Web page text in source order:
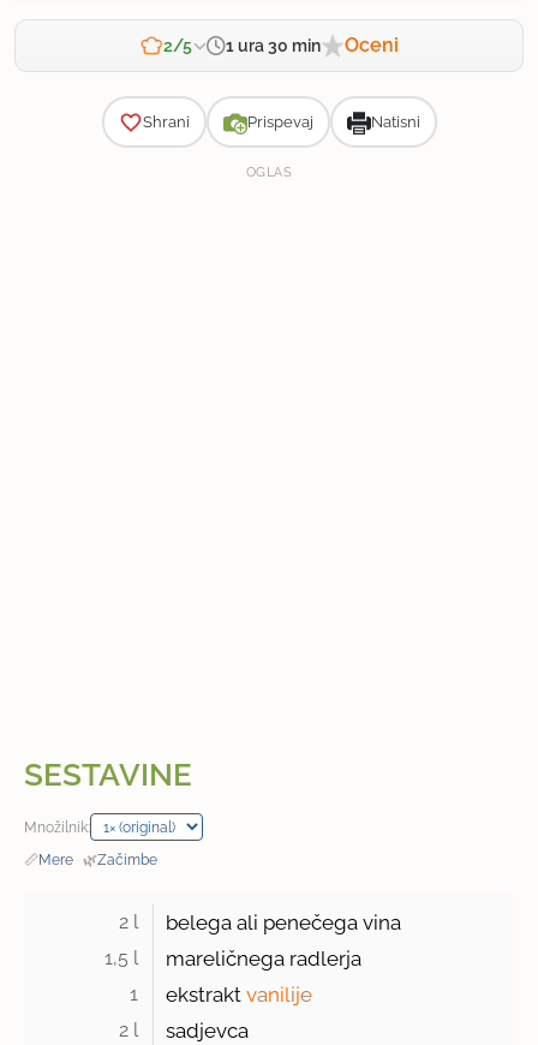
2/5 1 ura 30 min Oceni
Shrani Prispevaj Natisni
OGLAS
SESTAVINE
Množilnik:
📏Mere · 🌿Začimbe
2 l belega ali penečega vina
1,5 l mareličnega radlerja
1 ekstraktvanilije
2 l sadjevca